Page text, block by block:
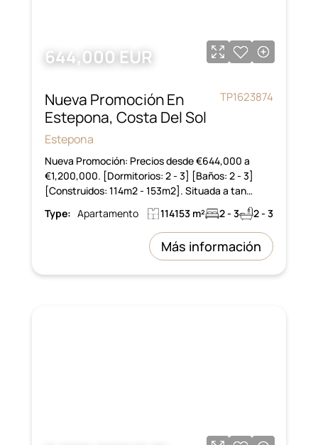
644,000 EUR
Nueva Promoción En
Estepona, Costa Del Sol
TP1623874
Estepona
Nueva Promoción: Precios desde €644,000 a
€1,200,000. [Dormitorios: 2 - 3] [Baños: 2 - 3]
[Construidos: 114m2 - 153m2]. Situada a tan…
Type: Apartamento 114153 m² 2 - 3 2 - 3
Más información